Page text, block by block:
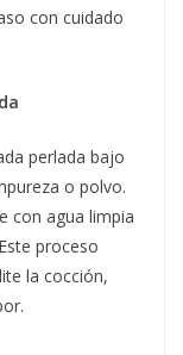
con cuidado
perlada bajo
o polvo.
con agua limpia
proceso
la cocción,